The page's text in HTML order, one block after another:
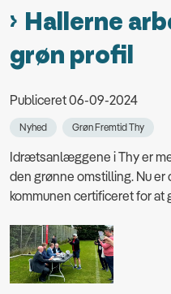
Hallerne
grøn profil
Publiceret 06-09-2024
Nyhed Grøn Fremtid Thy
Idrætsanlæggene i Thy er
den grønne omstilling. Nu er
kommunen certificeret for at